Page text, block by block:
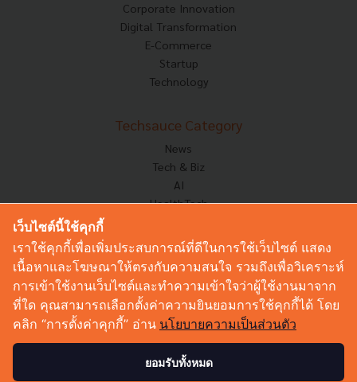
Corporate Innovation
Digital Transformation
E-Commerce
Startup
Technology
Techsauce Category
News
Tech & Biz
AI
HealthTech
Corp Innov
Saucy Thoughts
Sustainable
Videos
Podcast
เว็บไซต์นี้ใช้คุกกี้
เราใช้คุกกี้เพื่อเพิ่มประสบการณ์ที่ดีในการใช้เว็บไซต์ แสดง
เนื้อหาและโฆษณาให้ตรงกับความสนใจ รวมถึงเพื่อวิเคราะห์
การเข้าใช้งานเว็บไซต์และทำความเข้าใจว่าผู้ใช้งานมาจาก
ที่ใด คุณสามารถเลือกตั้งค่าความยินยอมการใช้คุกกี้ได้ โดย
คลิก “การตั้งค่าคุกกี้” อ่าน นโยบายความเป็นส่วนตัว
ยอมรับทั้งหมด